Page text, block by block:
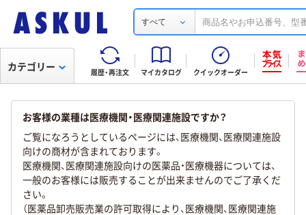
すべて
履歴・再注文 マイカタログ クイックオーダー
カテゴリー
お客様の業種は医療機関・医療関連施設ですか？
ご覧になろうとしているページには、医療機関、医療関連施設
向けの商材が含まれております。
医療機関、医療関連施設向けの医薬品・医療機器については、
一般のお客様には販売することが出来ませんのでご了承くだ
さい。
（医薬品卸売販売業の許可取得により、医療機関、医療関連施